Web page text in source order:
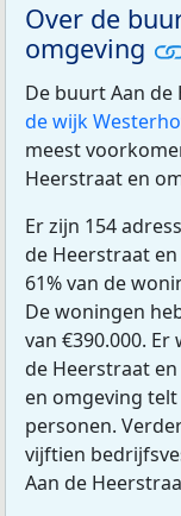
Over de
omgeving
De buurt Aan
de wijk
meest
Heerstraat en
Er zijn 154
de Heerstraat
61% van de
De woningen
van €390.000.
de Heerstraat
en omgeving
personen.
vijftien
Aan de